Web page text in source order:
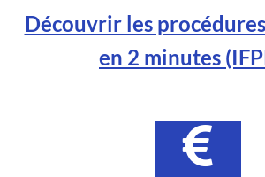
Découvrir les
en 2 minutes